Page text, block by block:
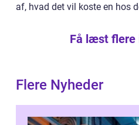
af, hvad det vil koste en hos
Få læst flere
Flere Nyheder